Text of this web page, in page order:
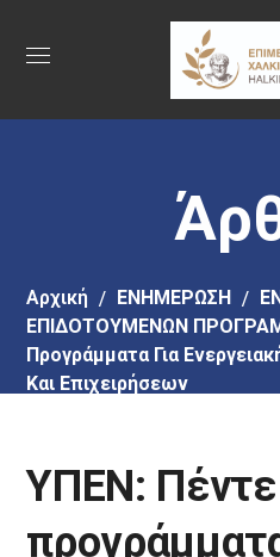
στο
περιεχόμενο
Αρχική EΝΗΜΕΡΩΣΗ
ΕΠΙΔΟΤΟΥΜΕΝΩΝ
Προγράμματα Για
Και Επιχειρήσεων
ΥΠΕΝ: Πέντε